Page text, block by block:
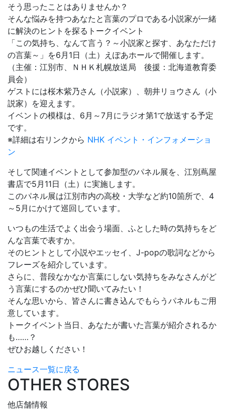
そう思ったことはありませんか？
そんな悩みを持つあなたと言葉のプロである小説家が一緒
に解決のヒントを探るトークイベント
「この気持ち、なんて言う？～小説家と探す、あなただけ
の言葉～」を6月1日（土）えぽあホールで開催します。
（主催：江別市、ＮＨＫ札幌放送局 後援：北海道教育委
員会）
ゲストには桜木紫乃さん（小説家）、朝井リョウさん（小
説家）を迎えます。
イベントの模様は、6月～7月にラジオ第1で放送する予定
です。
※詳細は右リンクから NHK イベント・インフォメーショ
ン
そして関連イベントとして参加型のパネル展を、江別蔦屋
書店で5月11日（土）に実施します。
このパネル展は江別市内の高校・大学など約10箇所で、4
～5月にかけて巡回しています。
いつもの生活でよく出会う場面、ふとした時の気持ちをど
んな言葉で表すか。
そのヒントとして小説やエッセイ、J-popの歌詞などから
フレーズを紹介しています。
さらに、普段なかなか言葉にしない気持ちをみなさんがど
う言葉にするのかぜひ聞いてみたい！
そんな思いから、皆さんに書き込んでもらうパネルもご用
意しています。
トークイベント当日、あなたが書いた言葉が紹介されるか
も……？
ぜひお越しください！
ニュース一覧に戻る
OTHER STORES
他店舗情報